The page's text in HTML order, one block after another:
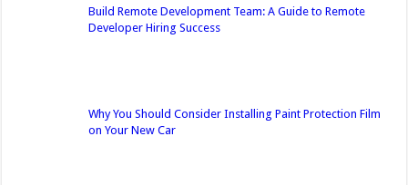
Build Remote Development Team: A Guide to Remote
Developer Hiring Success
Why You Should Consider Installing Paint Protection Film
on Your New Car